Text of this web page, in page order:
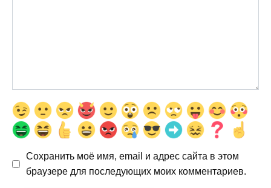
Сохранить моё имя, email и адрес сайта в этом
браузере для последующих моих комментариев.